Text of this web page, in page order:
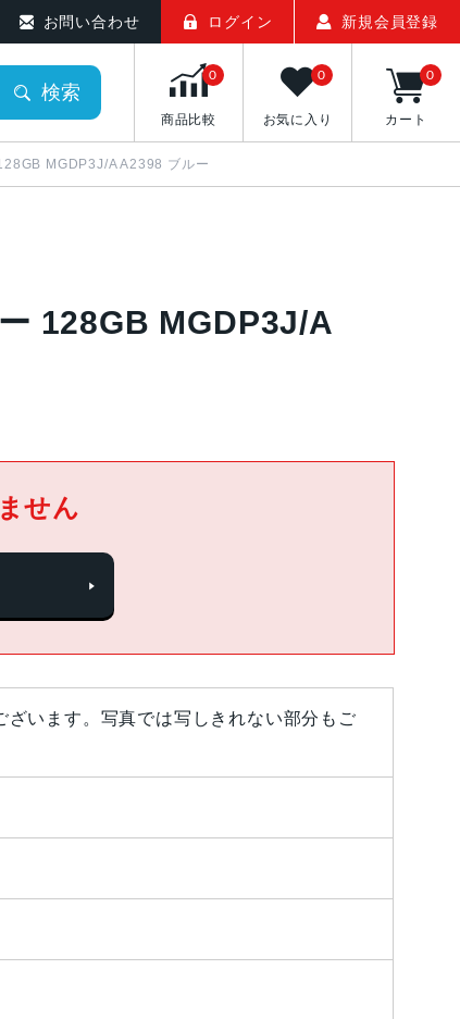
お問い合わせ ログイン 新規会員登録
検索
商品比較
0
お気に入り
0
カート
0
MGDP3J/A A2398 ブルー
128GB MGDP3J/A
せん
います。写真では写しきれない部分もご